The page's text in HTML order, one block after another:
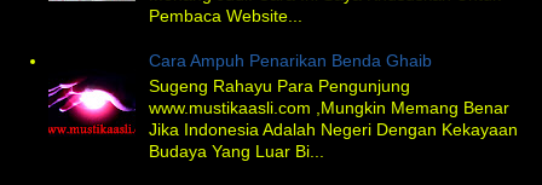
Pembaca Website...
Cara Ampuh Penarikan Benda Ghaib
Sugeng Rahayu Para Pengunjung
www.mustikaasli.com ,Mungkin Memang Benar
Jika Indonesia Adalah Negeri Dengan Kekayaan
Budaya Yang Luar Bi...